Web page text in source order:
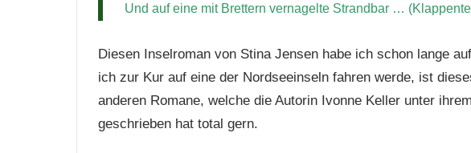
Und auf eine mit Brettern vernagelte Strandbar …
Diesen Inselroman von Stina Jensen habe ich schon lange
ich zur Kur auf eine der Nordseeinseln fahren werde, ist
anderen Romane, welche die Autorin Ivonne Keller unter
geschrieben hat total gern.